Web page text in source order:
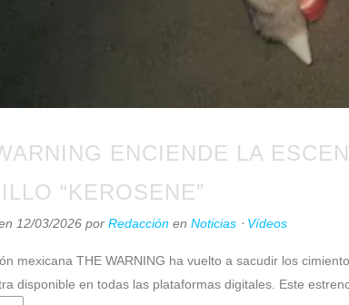
ENCIENDE LA
“KEROSENE”
12/03/2026 por Redacción en Noticias ⋅ Vídeos
mexicana THE WARNING ha vuelto a sacudir los
disponible en todas las plataformas digitales. Este